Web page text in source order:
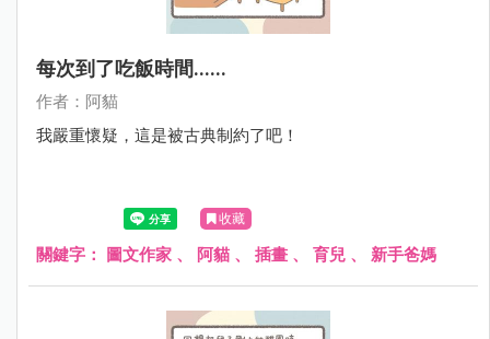
每次到了吃飯時間......
作者：阿貓
我嚴重懷疑，這是被古典制約了吧！
收藏
關鍵字： 圖文作家 、 阿貓 、 插畫 、 育兒 、 新手爸媽